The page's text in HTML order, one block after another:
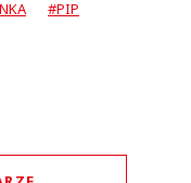
#PIP